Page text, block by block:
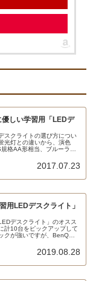
優しい学習用「LEDデ
スクライトの選び方につい
光灯との違いから、演色
格AA形相当、ブルーライ
2017.07.23
用LEDデスクライト」
デスクライト」のオスス
計10台をピックアップして
クが強いですが、BenQ、
2019.08.28